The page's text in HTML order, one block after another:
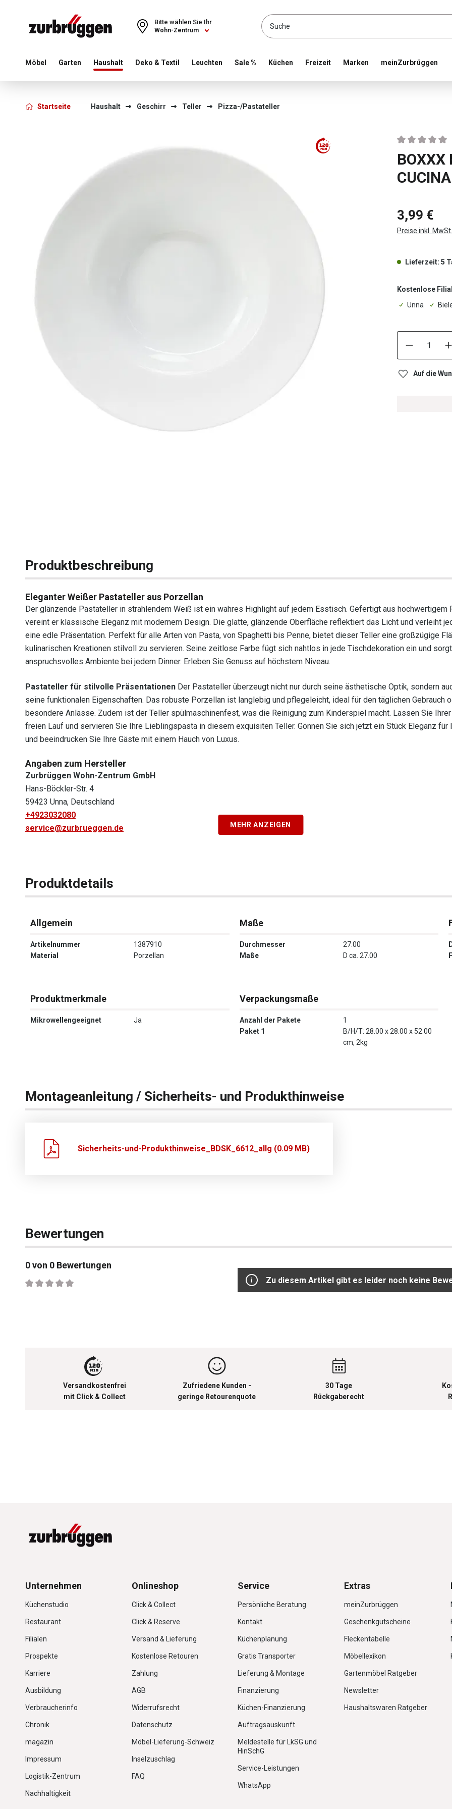
Choose a different country or region to see content for your location and shop online
Wohn-Zentrum
Bitte wählen Sie Ihr
Möbel Garten Haushalt Deko & Textil Leuchten Sale % Küchen Freizeit Marken meinZurbrüggen
Startseite Haushalt Geschirr Teller Pizza-/Pastateller
3,99 €
Preise inkl.
Lieferzeit: 5
Kostenlose
Unna
Auf die
Produktbeschreibung
Eleganter Weißer Pastateller aus Porzellan
Der glänzende Pastateller in strahlendem Weiß ist ein wahres Highlight auf jedem Esstisch. Gefertigt aus hochwertigem
vereint er klassische Eleganz mit modernem Design. Die glatte, glänzende Oberfläche reflektiert das Licht und verleiht
eine edle Präsentation. Perfekt für alle Arten von Pasta, von Spaghetti bis Penne, bietet dieser Teller eine großzügige
kulinarischen Kreationen stilvoll zu servieren. Seine zeitlose Farbe fügt sich nahtlos in jede Tischdekoration ein und
anspruchsvolles Ambiente bei jedem Dinner. Erleben Sie Genuss auf höchstem Niveau.
Pastateller für stilvolle Präsentationen Der Pastateller überzeugt nicht nur durch seine ästhetische Optik, sondern
seine funktionalen Eigenschaften. Das robuste Porzellan ist langlebig und pflegeleicht, ideal für den täglichen Gebrauch
besondere Anlässe. Zudem ist der Teller spülmaschinenfest, was die Reinigung zum Kinderspiel macht. Lassen Sie
freien Lauf und servieren Sie Ihre Lieblingspasta in diesem exquisiten Teller. Gönnen Sie sich jetzt ein Stück Eleganz für
und beeindrucken Sie Ihre Gäste mit einem Hauch von Luxus.
Angaben zum Hersteller
Zurbrüggen Wohn-Zentrum GmbH
Hans-Böckler-Str. 4
59423 Unna, Deutschland
+4923032080
service@zurbrueggen.de
MEHR ANZEIGEN
Produktdetails
Allgemein
Artikelnummer
1387910
Material
Porzellan
Maße
Durchmesser
27.00
Maße
D ca. 27.00
Produktmerkmale
Mikrowellengeeignet Ja
Verpackungsmaße
Anzahl der Pakete
1
Paket 1
B/H/T: 28.00 x 28.00 x 52.00
cm, 2kg
Montageanleitung / Sicherheits- und Produkthinweise
Sicherheits-und-Produkthinweise_BDSK_6612_allg (0.09 MB)
Bewertungen
0 von 0 Bewertungen
Durchschnittliche Bewertung von 0 von 5 Sternen
Zu diesem Artikel gibt es leider noch keine
Versandkostenfrei
mit Click & Collect
Zufriedene Kunden -
geringe Retourenquote
30 Tage
Rückgaberecht
Unternehmen
Küchenstudio
Restaurant
Filialen
Prospekte
Karriere
Ausbildung
Verbraucherinfo
Chronik
magazin
Impressum
Logistik-Zentrum
Nachhaltigkeit
Onlineshop
Click & Collect
Click & Reserve
Versand & Lieferung
Kostenlose Retouren
Zahlung
AGB
Widerrufsrecht
Datenschutz
Möbel-Lieferung-Schweiz
Inselzuschlag
FAQ
Service
Persönliche Beratung
Kontakt
Küchenplanung
Gratis Transporter
Lieferung & Montage
Finanzierung
Küchen-Finanzierung
Auftragsauskunft
Meldestelle für LkSG und
HinSchG
Service-Leistungen
WhatsApp
Extras
meinZurbrüggen
Geschenkgutscheine
Fleckentabelle
Möbellexikon
Gartenmöbel Ratgeber
Newsletter
Haushaltswaren Ratgeber